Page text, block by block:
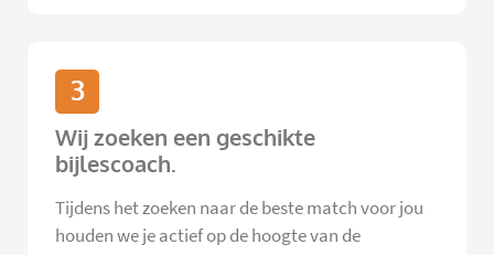
3
Wij zoeken een geschikte
bijlescoach.
Tijdens het zoeken naar de beste match voor jou
houden we je actief op de hoogte van de